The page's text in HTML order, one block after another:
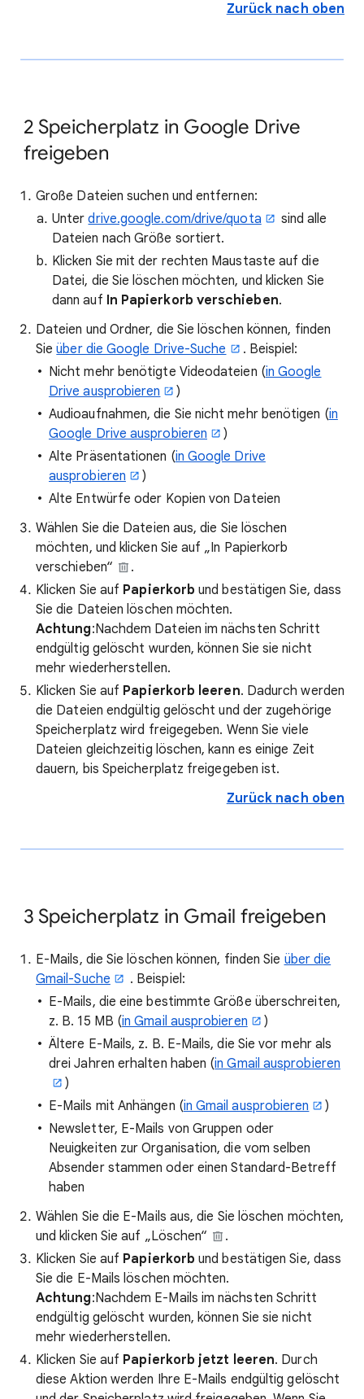
Zurück nach oben
2 Speicherplatz in Google Drive
freigeben
Große Dateien suchen und entfernen:
Unterdrive.google.com/drive/quota
sind alle
Dateien nach Größe sortiert.
Klicken Sie mit der rechten Maustaste auf die
Datei, die Sie löschen möchten, und klicken Sie
dann auf In Papierkorb verschieben.
Dateien und Ordner, die Sie löschen können, finden
Sieüber die Google Drive-Suche
. Beispiel:
Nicht mehr benötigte Videodateien (in Google
Drive ausprobieren
)
Audioaufnahmen, die Sie nicht mehr benötigen (in
Google Drive ausprobieren
)
Alte Präsentationen (in Google Drive
ausprobieren
)
Alte Entwürfe oder Kopien von Dateien
Wählen Sie die Dateien aus, die Sie löschen
möchten, und klicken Sie auf „In Papierkorb
verschieben“
.
Klicken Sie auf Papierkorb und bestätigen Sie, dass
Sie die Dateien löschen möchten.
Achtung:Nachdem Dateien im nächsten Schritt
endgültig gelöscht wurden, können Sie sie nicht
mehr wiederherstellen.
Klicken Sie auf Papierkorb leeren. Dadurch werden
die Dateien endgültig gelöscht und der zugehörige
Speicherplatz wird freigegeben. Wenn Sie viele
Dateien gleichzeitig löschen, kann es einige Zeit
dauern, bis Speicherplatz freigegeben ist.
Zurück nach oben
3 Speicherplatz in Gmail freigeben
E-Mails, die Sie löschen können, finden Sie über die
Gmail-Suche
. Beispiel:
E-Mails, die eine bestimmte Größe überschreiten,
z. B. 15 MB (in Gmail ausprobieren
)
Ältere E-Mails, z. B. E-Mails, die Sie vor mehr als
drei Jahren erhalten haben (in Gmail ausprobieren
)
E-Mails mit Anhängen (in Gmail ausprobieren
)
Newsletter, E-Mails von Gruppen oder
Neuigkeiten zur Organisation, die vom selben
Absender stammen oder einen Standard-Betreff
haben
Wählen Sie die E-Mails aus, die Sie löschen möchten,
und klicken Sie auf „Löschen“
.
Klicken Sie auf Papierkorb und bestätigen Sie, dass
Sie die E-Mails löschen möchten.
Achtung:Nachdem E-Mails im nächsten Schritt
endgültig gelöscht wurden, können Sie sie nicht
mehr wiederherstellen.
Klicken Sie auf Papierkorb jetzt leeren. Durch
diese Aktion werden Ihre E-Mails endgültig gelöscht